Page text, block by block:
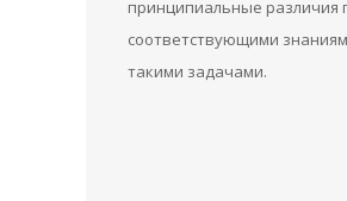
принципиальные различия
соответствующими
такими задачами.